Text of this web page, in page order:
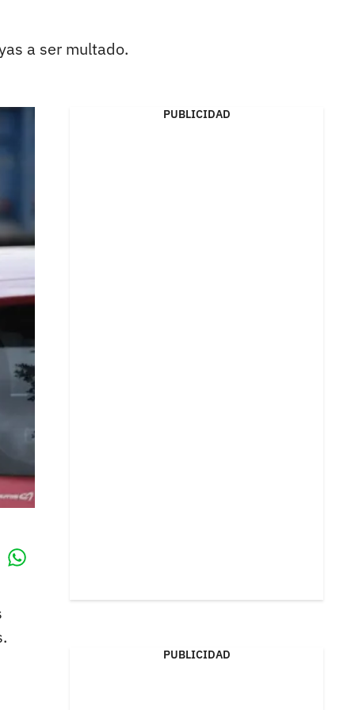
a ser multado.
PUBLICIDAD
PUBLICIDAD